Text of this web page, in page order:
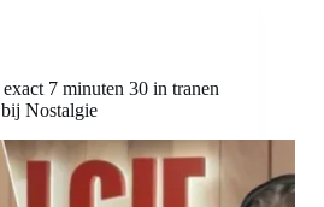
7 minuten 30 in tranen
Nostalgie